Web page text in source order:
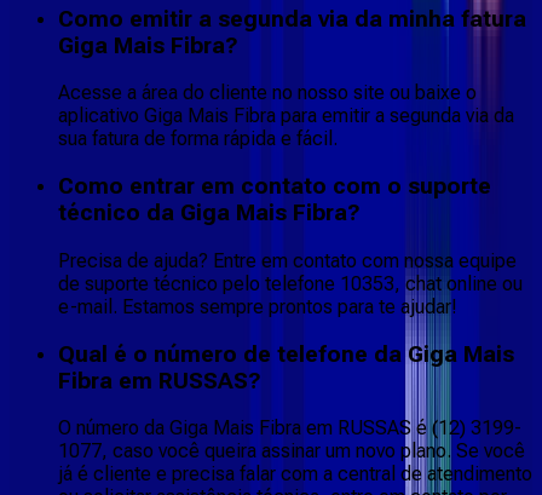
Como emitir a segunda via da minha fatura
Giga Mais Fibra?
Acesse a área do cliente no nosso site ou baixe o
aplicativo Giga Mais Fibra para emitir a segunda via da
sua fatura de forma rápida e fácil.
Como entrar em contato com o suporte
técnico da Giga Mais Fibra?
Precisa de ajuda? Entre em contato com nossa equipe
de suporte técnico pelo telefone 10353, chat online ou
e-mail. Estamos sempre prontos para te ajudar!
Qual é o número de telefone da Giga Mais
Fibra em RUSSAS?
O número da Giga Mais Fibra em RUSSAS é (12) 3199-
1077, caso você queira assinar um novo plano. Se você
já é cliente e precisa falar com a central de atendimento